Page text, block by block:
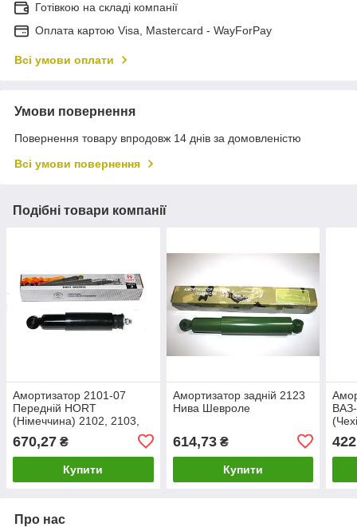
Готівкою на складі компанії
Оплата картою Visa, Mastercard - WayForPay
Всі умови оплати
Умови повернення
Повернення товару впродовж 14 днів за домовленістю
Всі умови повернення
Подібні товари компанії
Амортизатор 2101-07
Передній HORT
(Німеччина) 2102, 2103,
(2101-2905402)
670,27 ₴
Купити
Амортизатор задній 2123
Нива Шевроле
614,73₴
Купити
Про нас